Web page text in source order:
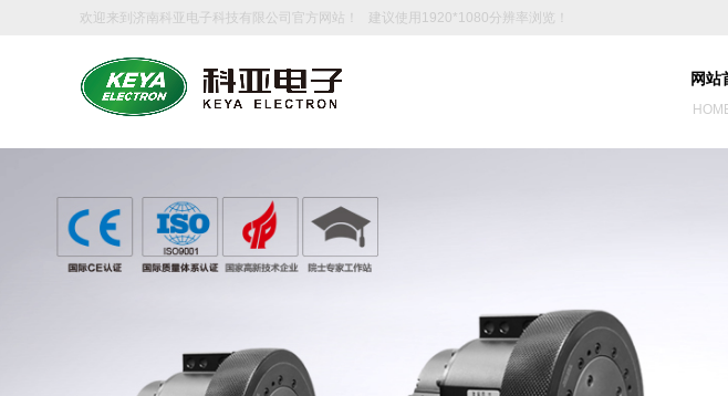
欢迎来到济南科亚电子科技有限公司官方网站！ 建议使用1920*1080分辨率浏览！
网站